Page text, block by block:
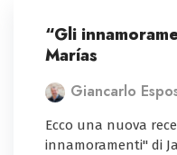
“Gli
Marías
Giancarlo
Ecco una nuova
innamoramenti" di